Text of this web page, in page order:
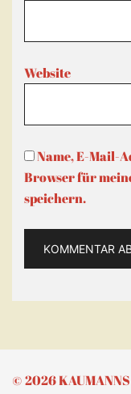
Website
Name, E-Mail-
Browser für
speichern.
© 2026